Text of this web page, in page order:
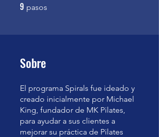
9 pasos
Sobre
El programa Spirals fue ideado y
creado inicialmente por Michael
King, fundador de MK Pilates,
para ayudar a sus clientes a
mejorar su práctica de Pilates